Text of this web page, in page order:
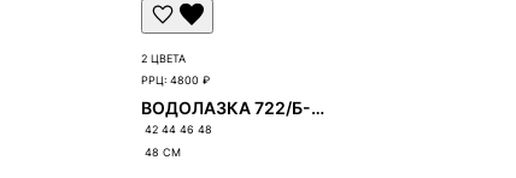
2 ЦВЕТА
РРЦ:4800 ₽
ВОДОЛАЗКА 722/Б-722
42 44 46 48
48 СМ